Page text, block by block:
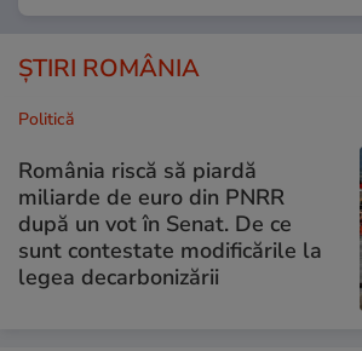
ȘTIRI ROMÂNIA
Politică
România riscă să piardă
miliarde de euro din PNRR
după un vot în Senat. De ce
sunt contestate modificările la
legea decarbonizării